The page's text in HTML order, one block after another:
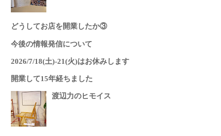
どうしてお店を開業したか③
今後の情報発信について
2026/7/18(土)-21(火)はお休みします
開業して15年経ちました
渡辺力のヒモイス